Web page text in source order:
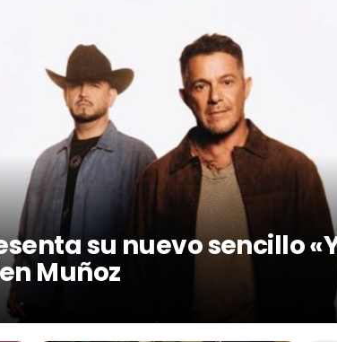
su nuevo sencillo
Muñoz